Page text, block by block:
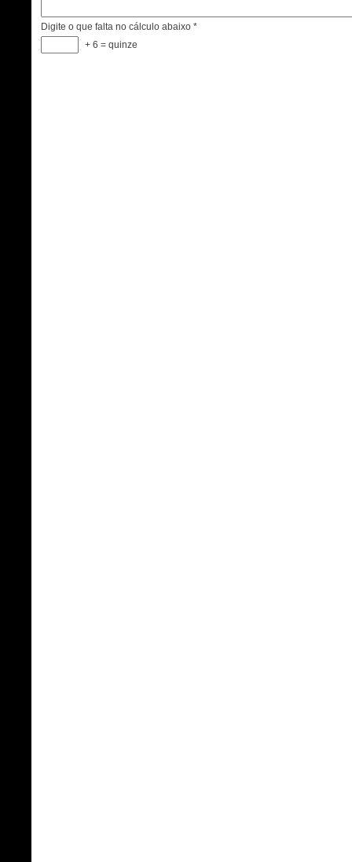
Digite o que falta no cálculo abaixo *
+ 6 = quinze